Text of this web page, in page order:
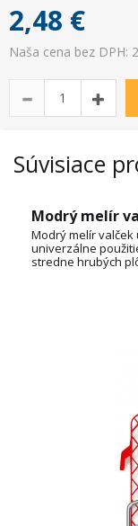
2,48 €
Naša cena bez DPH:
Súvisiace
Modrý melír
Modrý melír
univerzálne
stredne hrubých